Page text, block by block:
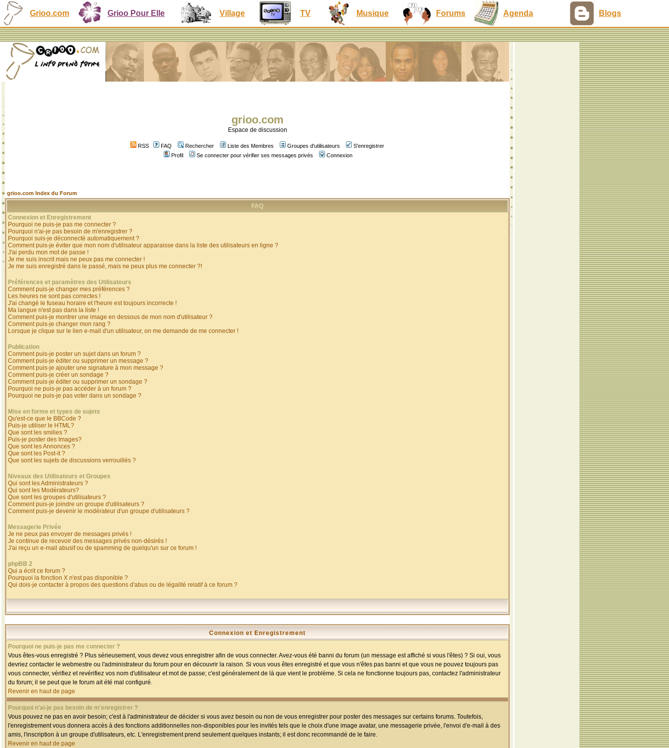
Grioo.com Grioo Pour Elle Village TV Musique Forums Agenda Blogs
grioo.com
Espace de discussion
RSS FAQ Rechercher Liste des Membres Groupes d'utilisateurs
S'enregistrer
Profil
Se connecter pour vérifier ses messages privés Connexion
grioo.com Index du Forum
FAQ
Connexion et Enregistrement
Pourquoi ne puis-je pas me connecter ?
Pourquoi n'ai-je pas besoin de m'enregistrer ?
Pourquoi suis-je déconnecté automatiquement ?
Comment puis-je éviter que mon nom d'utilisateur apparaisse dans la liste des utilisateurs en ligne ?
J'ai perdu mon mot de passe !
Je me suis inscrit mais ne peux pas me connecter !
Je me suis enregistré dans le passé, mais ne peux plus me connecter ?!
Préférences et paramètres des Utilisateurs
Comment puis-je changer mes préférences ?
Les heures ne sont pas correctes !
J'ai changé le fuseau horaire et l'heure est toujours incorrecte !
Ma langue n'est pas dans la liste !
Comment puis-je montrer une image en dessous de mon nom d'utilisateur ?
Comment puis-je changer mon rang ?
Lorsque je clique sur le lien e-mail d'un utilisateur, on me demande de me connecter !
Publication
Comment puis-je poster un sujet dans un forum ?
Comment puis-je éditer ou supprimer un message ?
Comment puis-je ajouter une signature à mon message ?
Comment puis-je créer un sondage ?
Comment puis-je éditer ou supprimer un sondage ?
Pourquoi ne puis-je pas accéder à un forum ?
Pourquoi ne puis-je pas voter dans un sondage ?
Mise en forme et types de sujets
Qu'est-ce que le BBCode ?
Puis-je utiliser le HTML?
Que sont les smilies ?
Puis-je poster des Images?
Que sont les Annonces ?
Que sont les Post-it ?
Que sont les sujets de discussions verrouillés ?
Niveaux des Utilisateurs et Groupes
Qui sont les Administrateurs ?
Qui sont les Modérateurs?
Que sont les groupes d'utilisateurs ?
Comment puis-je joindre un groupe d'utilisateurs ?
Comment puis-je devenir le modérateur d'un groupe d'utilisateurs ?
Messagerie Privée
Je ne peux pas envoyer de messages privés !
Je continue de recevoir des messages privés non-désirés !
J'ai reçu un e-mail abusif ou de spamming de quelqu'un sur ce forum !
phpBB 2
Qui a écrit ce forum ?
Pourquoi la fonction X n'est pas disponible ?
Qui dois-je contacter à propos des questions d'abus ou de légalité relatif à ce forum ?
Connexion et Enregistrement
Pourquoi ne puis-je pas me connecter ?
Vous êtes-vous enregistré ? Plus sérieusement, vous devez vous enregistrer afin de vous connecter. Avez-vous été banni du forum (un message est affiché si vous l'êtes) ? Si oui, vous
devriez contacter le webmestre ou l'administrateur du forum pour en découvrir la raison. Si vous vous êtes enregistré et que vous n'êtes pas banni et que vous ne pouvez toujours pas
vous connecter, vérifiez et revérifiez vos nom d'utilisateur et mot de passe; c'est généralement de là que vient le problème. Si cela ne fonctionne toujours pas, contactez l'administrateur
du forum; il se peut que le forum ait été mal configuré.
Revenir en haut de page
Pourquoi n'ai-je pas besoin de m'enregistrer ?
Vous pouvez ne pas en avoir besoin; c'est à l'administrateur de décider si vous avez besoin ou non de vous enregistrer pour poster des messages sur certains forums. Toutefois,
l'enregistrement vous donnera accès à des fonctions additionnelles non-disponibles pour les invités tels que le choix d'une image avatar, une messagerie privée, l'envoi d'e-mail à des
amis, l'inscription à un groupe d'utilisateurs, etc. L'enregistrement prend seulement quelques instants; il est donc recommandé de le faire.
Revenir en haut de page